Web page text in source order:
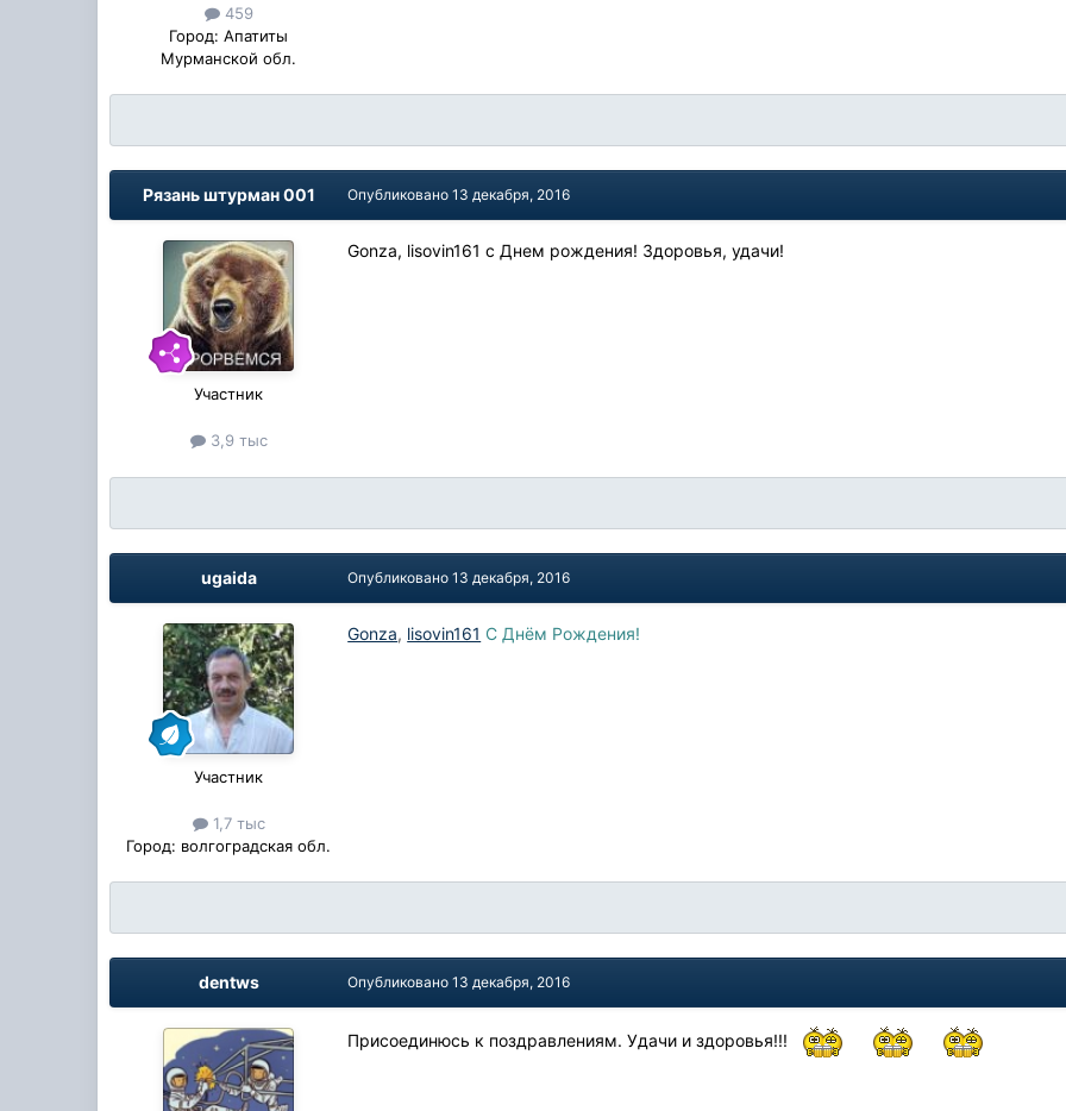
459
Город: Апатиты
Мурманской обл.
Рязань штурман 001
Участник
3,9 тыс
Опубликовано13 декабря, 2016
Gonza, lisovin161 с Днем рождения! Здоровья, удачи!
ugaida
Участник
1,7 тыс
Город: волгоградская обл.
Опубликовано13 декабря, 2016
Gonza, lisovin161 С Днём Рождения!
dentws Опубликовано13 декабря, 2016
Присоединюсь к поздравлениям. Удачи и здоровья!!!